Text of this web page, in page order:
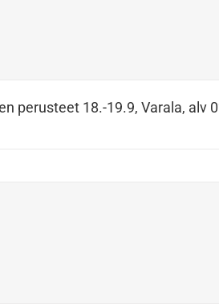
perusteet 18.-19.9, Varala, alv